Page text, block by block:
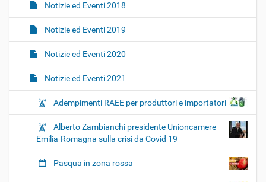
Notizie ed Eventi 2018
Notizie ed Eventi 2019
Notizie ed Eventi 2020
Notizie ed Eventi 2021
Adempimenti RAEE per produttori e importatori
Alberto Zambianchi presidente Unioncamere
Emilia-Romagna sulla crisi da Covid 19
Pasqua in zona rossa